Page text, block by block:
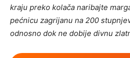
kraju preko kolača naribajte
pećnicu zagrijanu na 200
odnosno dok ne dobije divnu